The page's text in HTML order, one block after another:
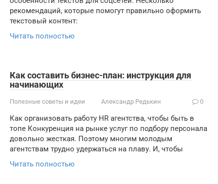
рекомендаций, которые помогут правильно оформить
текстовый контент:
Читать полностью
Как составить бизнес-план: инструкция для
начинающих
Полезные советы и идеи Александр Редькин 0
Как организовать работу HR агентства, чтобы быть в
топе Конкуренция на рынке услуг по подбору персонала
довольно жесткая. Поэтому многим молодым
агентствам трудно удержаться на плаву. И, чтобы
Читать полностью